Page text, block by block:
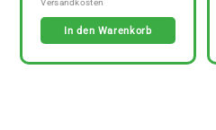
In den Warenkorb